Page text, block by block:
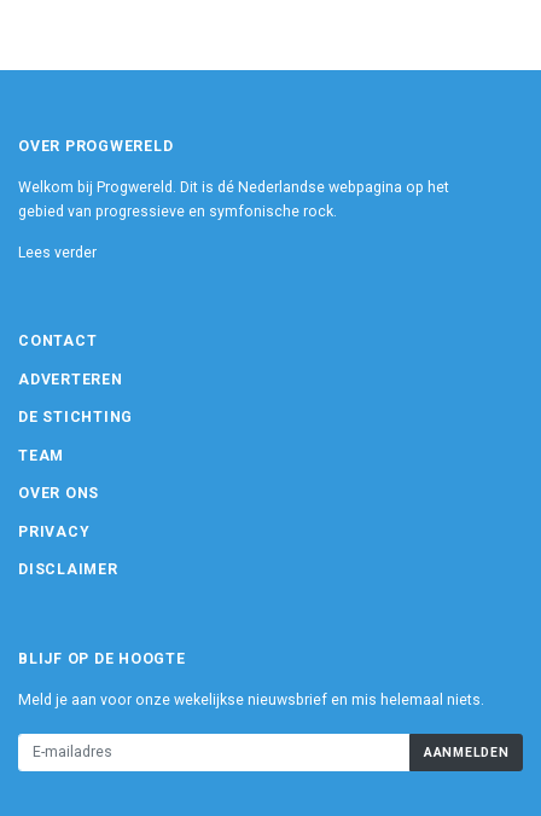
OVER PROGWERELD
Welkom bij Progwereld. Dit is dé Nederlandse webpagina op het
gebied van progressieve en symfonische rock.
Lees verder
CONTACT
ADVERTEREN
DE STICHTING
TEAM
OVER ONS
PRIVACY
DISCLAIMER
BLIJF OP DE HOOGTE
Meld je aan voor onze wekelijkse nieuwsbrief en mis helemaal niets.
AANMELDEN